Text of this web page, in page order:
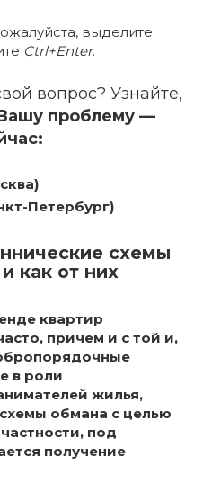
выделите
Ctrl+Enter.
вопрос? Узнайте,
проблему —
Петербург)
схемы
как от них
квартир
причем и с той и,
в роли
жилья,
обмана с целью
под
получение